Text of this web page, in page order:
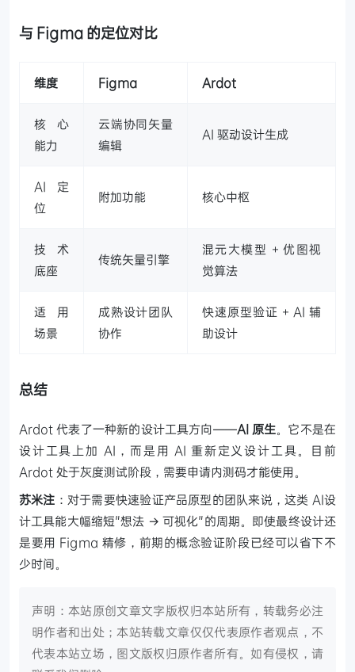
与 Figma 的定位对比
维度 Figma Ardot
核心
能力
云端协同矢量
编辑
AI 驱动设计生成
AI 定
位
附加功能 核心中枢
技术
底座
传统矢量引擎
混元大模型 + 优图视
觉算法
适用
场景
成熟设计团队
协作
快速原型验证 + AI 辅
助设计
总结
Ardot 代表了一种新的设计工具方向——AI 原生。它不是在
设计工具上加 AI，而是用 AI 重新定义设计工具。目前
Ardot 处于灰度测试阶段，需要申请内测码才能使用。
苏米注 ：对于需要快速验证产品原型的团队来说，这类 AI设
计工具能大幅缩短"想法 → 可视化"的周期。即使最终设计还
是要用 Figma 精修，前期的概念验证阶段已经可以省下不
少时间。
声明：本站原创文章文字版权归本站所有，转载务必注
明作者和出处；本站转载文章仅仅代表原作者观点，不
代表本站立场，图文版权归原作者所有。如有侵权，请